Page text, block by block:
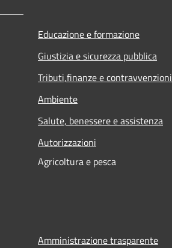
Educazione e formazione
Giustizia e sicurezza pubblica
Tributi,finanze e contravvenzioni
Ambiente
Salute, benessere e assistenza
Autorizzazioni
Agricoltura e pesca
Amministrazione trasparente